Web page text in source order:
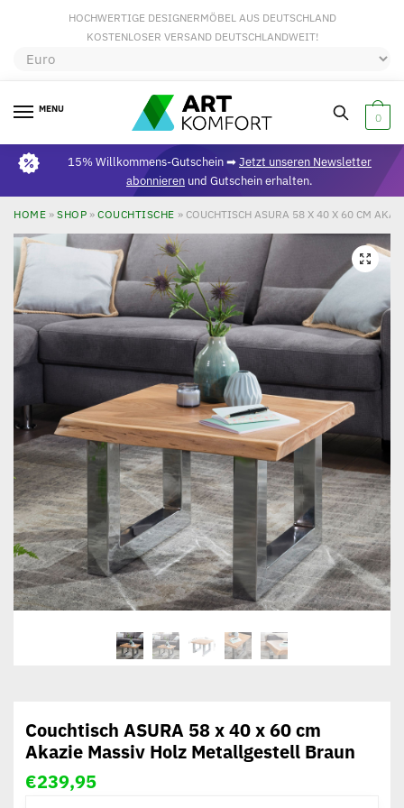
HOCHWERTIGE DESIGNERMÖBEL AUS DEUTSCHLAND
KOSTENLOSER VERSAND DEUTSCHLANDWEIT!
MENU
0
15% Willkommens-Gutschein ➡Jetzt unseren Newsletter
abonnieren und Gutschein erhalten.
HOME » SHOP » COUCHTISCHE » COUCHTISCH ASURA 58 X 40 X 60 CM
🔍
Couchtisch ASURA 58 x 40 x 60 cm
Akazie Massiv Holz Metallgestell Braun
€239,95